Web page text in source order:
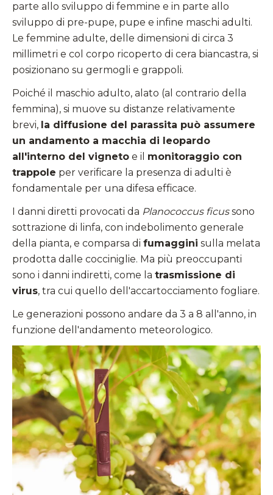
parte allo sviluppo di femmine e in parte allo
sviluppo di pre-pupe, pupe e infine maschi adulti.
Le femmine adulte, delle dimensioni di circa 3
millimetri e col corpo ricoperto di cera biancastra, si
posizionano su germogli e grappoli.
Poiché il maschio adulto, alato (al contrario della
femmina), si muove su distanze relativamente
brevi, la diffusione del parassita può assumere
un andamento a macchia di leopardo
all'interno del vigneto e il monitoraggio con
trappole per verificare la presenza di adulti è
fondamentale per una difesa efficace.
I danni diretti provocati da Planococcus ficussono
sottrazione di linfa, con indebolimento generale
della pianta, e comparsa di fumaggini sulla melata
prodotta dalle cocciniglie. Ma più preoccupanti
sono i danni indiretti, come la trasmissione di
virus, tra cui quello dell'accartocciamento fogliare.
Le generazioni possono andare da 3 a 8 all'anno, in
funzione dell'andamento meteorologico.